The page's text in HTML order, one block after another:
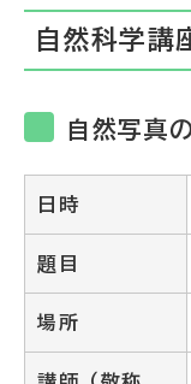
自然科学講
自然写真
日時
題目
場所